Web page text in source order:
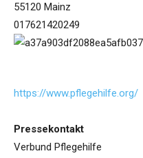
55120 Mainz
017621420249
https://www.pflegehilfe.org/
Pressekontakt
Verbund Pflegehilfe